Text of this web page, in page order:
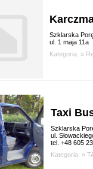
Szklarska
ul. 1 maja 11a
Kategoria: »
Taxi
Szklarska
ul.
tel. +48 605
Kategoria: »